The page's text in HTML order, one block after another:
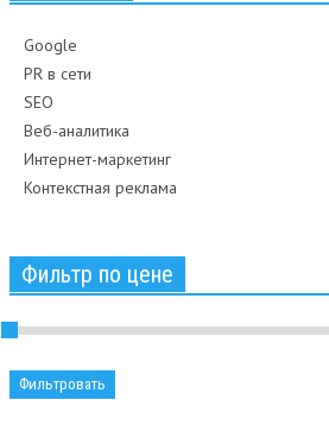
Google
PR в сети
SEO
Веб-аналитика
Интернет-маркетинг
Контекстная реклама
Фильтр по цене
Фильтровать